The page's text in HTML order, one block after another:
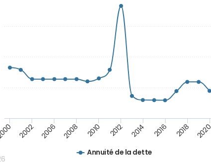
Annuité de la dette
2002 2006 2008 2010 2012 2014 2016 2018 2020